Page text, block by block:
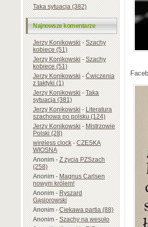
Taka sytuacja (382)
Najnowsze komentarze
Jerzy Konikowski-Szachy
kobiece (51)
Jerzy Konikowski-Szachy
kobiece (51)
Jerzy Konikowski-Ćwiczenia
z taktyki (1)
Jerzy Konikowski-Taka
sytuacja (381)
Jerzy Konikowski-Literatura
szachowa po polsku (124)
Jerzy Konikowski-Mistrzowie
Polski (28)
wireless clock-CZESKA
WIOSNA
Anonim-Z życia PZSzach
(258)
Anonim-Magnus Carlsen
nowym królem!
Anonim-Ryszard
Gąsiorowski
Anonim-Ciekawa partia (88)
Anonim-Szachy na wesoło